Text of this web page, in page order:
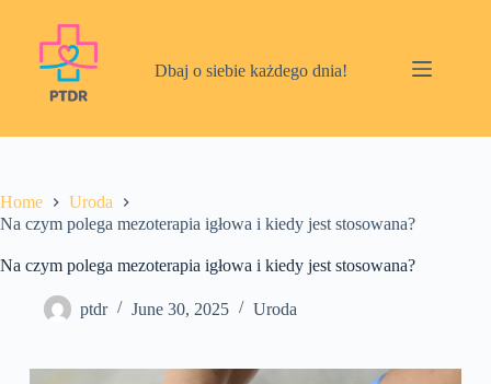
content
Dbaj o siebie każdego dnia!
Home
Uroda
Na czym polega mezoterapia igłowa i kiedy jest stosowana?
Na czym polega mezoterapia igłowa i kiedy jest stosowana?
ptdr June 30, 2025 Uroda